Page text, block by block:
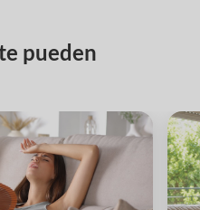
pueden